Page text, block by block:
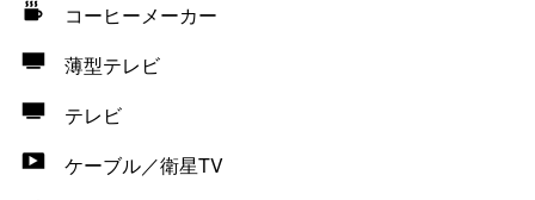
コーヒーメーカー
薄型テレビ
テレビ
ケーブル／衛星TV